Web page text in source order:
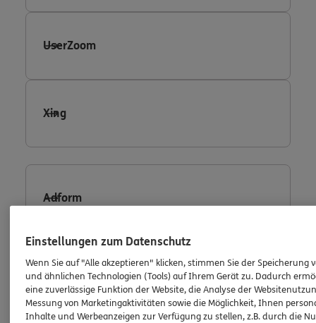
UserZoom
Xing
Adform
Consent Tool OneTrust
Einstellungen zum Datenschutz
Wenn Sie auf "Alle akzeptieren" klicken, stimmen Sie der Speicherung
und ähnlichen Technologien (Tools) auf Ihrem Gerät zu. Dadurch
eine zuverlässige Funktion der Website, die Analyse der
Messung von Marketingaktivitäten sowie die Möglichkeit, Ihnen
Inhalte und Werbeanzeigen zur Verfügung zu stellen, z.B. durch die